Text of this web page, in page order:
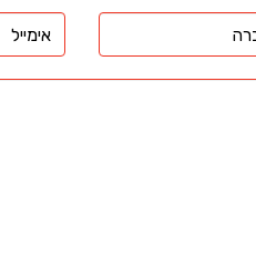
הרשות המקומית ותאושר
חדר כביסה, מרתף, חדר אשפה או